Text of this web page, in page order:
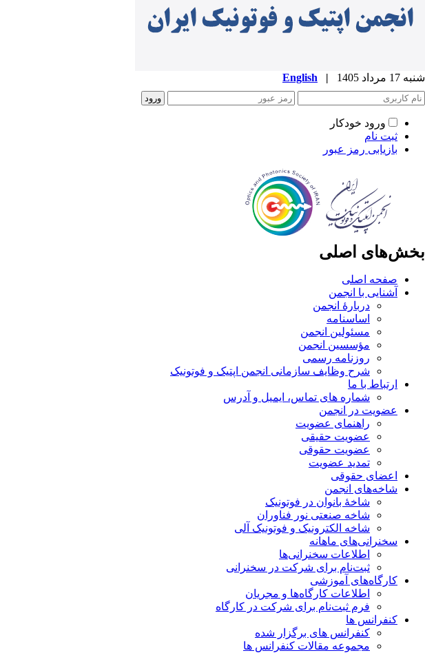
شنبه 17 مرداد 1405 |
English
ورود خودکار
ثبت نام
بازیابی رمز عبور
بخش‌های اصلی
صفحه اصلی
آشنایی با انجمن
دربارۀ انجمن
اساسنامه
مسئولین انجمن
مؤسسین انجمن
روزنامه رسمی
شرح وظایف سازمانی انجمن اپتیک و فوتونیک
ارتباط با ما
شماره های تماس، ایمیل و آدرس
عضویت در انجمن
راهنمای عضویت
عضویت حقیقی
عضویت حقوقی
تمدید عضویت
اعضای حقوقی
شاخه‌های انجمن
شاخۀ بانوان در فوتونیک
شاخه صنعتی نور فناوران
شاخه‌ الکترونیک و فوتونیک آلی
سخنرانی‌های ماهانه
اطلاعات سخنرانی‌‌ها
ثبت‌نام برای شرکت در سخنرانی
کارگاه‌های آموزشی
اطلاعات کارگاه‌ها و مجریان
فرم ثبت‌نام برای شرکت در کارگاه
کنفرانس ها
کنفرانس های برگزار شده
مجموعه مقالات کنفرانس ها